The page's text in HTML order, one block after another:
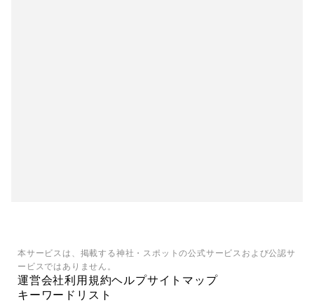
本サービスは、掲載する神社・スポットの公式サービスおよび公認サ
ービスではありません。
運営会社利用規約ヘルプサイトマップ
キーワードリスト